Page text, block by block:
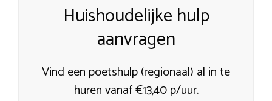
Huishoudelijke hulp
aanvragen
Vind een poetshulp (regionaal) al in te
huren vanaf €13,40 p/uur.